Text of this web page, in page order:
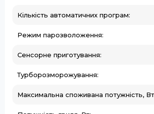
Кількість автоматичних програм:
Режим парозволоження:
Сенсорне приготування:
Турборозморожування:
Максимальна споживана потужність,